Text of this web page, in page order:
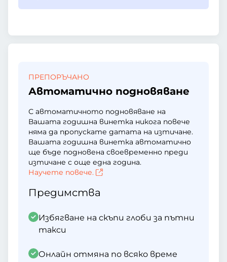
ПРЕПОРЪЧАНО
Автоматично подновяване
С автоматичното подновяване на
Вашата годишна винетка никога повече
няма да пропускате датата на изтичане.
Вашата годишна винетка автоматично
ще бъде подновена своевременно преди
изтичане с още една година.
Научете повече.
Предимства
Избягване на скъпи глоби за пътни
такси
Онлайн отмяна по всяко време